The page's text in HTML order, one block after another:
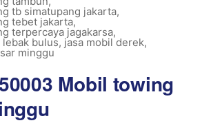
tb simatupang jakarta,
tebet jakarta,
terpercaya jagakarsa,
bulus, jasa mobil derek,
minggu
Mobil towing